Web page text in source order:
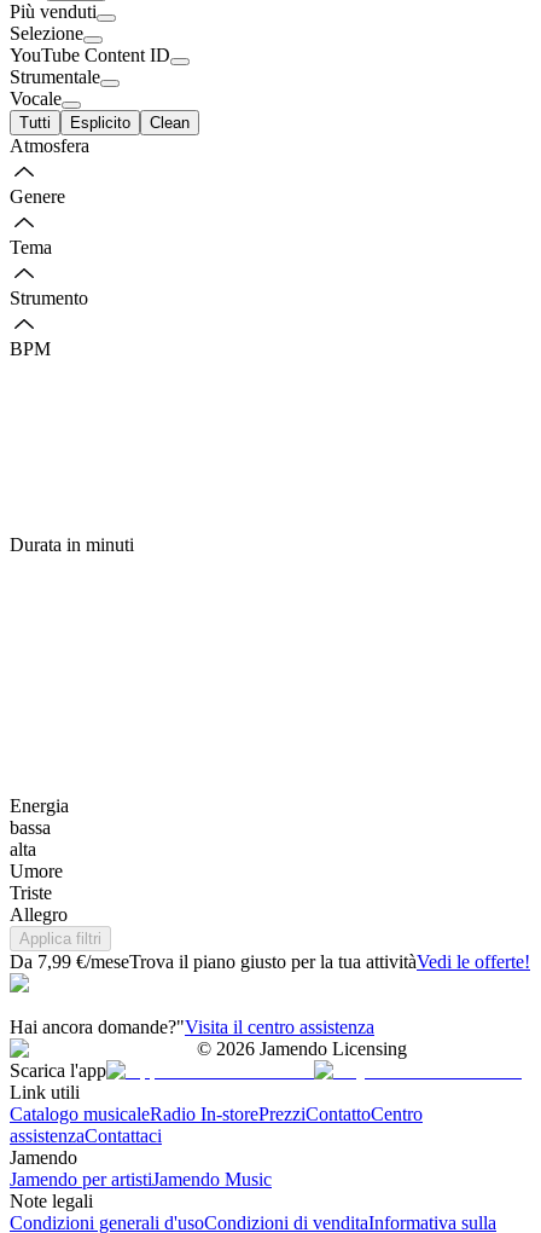
Più venduti
Selezione
YouTube Content ID
Strumentale
Vocale
Tutti Esplicito Clean
Atmosfera
Genere
Tema
Strumento
BPM
Durata in minuti
Energia
bassa
alta
Umore
Triste
Allegro
Applica filtri
Da 7,99 €/meseTrova il piano giusto per la tua attivitàVedi le offerte!
Hai ancora domande?"Visita il centro assistenza
© 2026 Jamendo Licensing
Scarica l'app
Link utili
Catalogo musicaleRadio In-storePrezziContattoCentro
assistenzaContattaci
Jamendo
Jamendo per artistiJamendo Music
Note legali
Condizioni generali d'usoCondizioni di venditaInformativa sulla